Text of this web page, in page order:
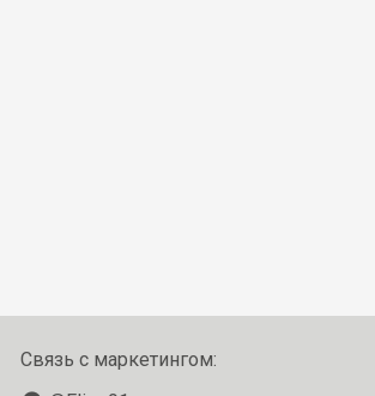
Связь с маркетингом: